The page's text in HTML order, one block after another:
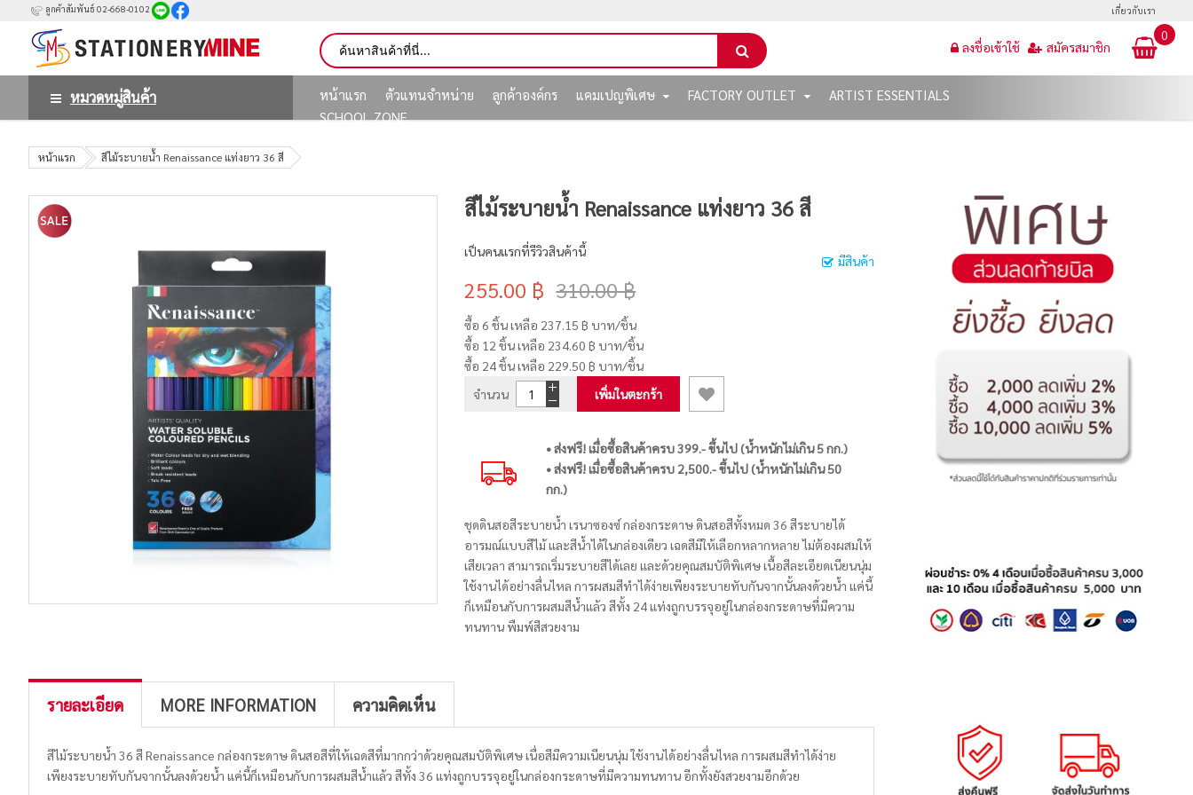
ลูกค้าสัมพันธ์ 02-668-0102 เกี่ยวกับเรา
0
ลงชื่อเข้าใช้ สมัครสมาชิก
หมวดหมู่สินค้า หน้าแรก ตัวแทนจำหน่าย ลูกค้าองค์กร แคมเปญพิเศษ FACTORY OUTLET
ARTIST ESSENTIALS
SCHOOL ZONE
หน้าแรก สีไม้ระบายน้ำ Renaissance แท่งยาว 36 สี
สีไม้ระบายน้ำ Renaissance แท่งยาว 36 สี
มีสินค้า
เป็นคนแรกที่รีวิวสินค้านี้
255.00 ฿ 310.00 ฿
ซื้อ 6 ชิ้น เหลือ 237.15 ฿ บาท/ชิ้น
ซื้อ 12 ชิ้น เหลือ 234.60 ฿ บาท/ชิ้น
ซื้อ 24 ชิ้น เหลือ 229.50 ฿ บาท/ชิ้น
จำนวน
เพิ่มในตะกร้า
• ส่งฟรี! เมื่อซื้อสินค้าครบ 399.- ขึ้นไป (น้ำหนักไม่เกิน 5 กก.)
• ส่งฟรี! เมื่อซื้อสินค้าครบ 2,500.- ขึ้นไป (น้ำหนักไม่เกิน 50
กก.)
ชุดดินสอสีระบายน้ำ เรนาซองซ์ กล่องกระดาษ ดินสอสีทั้งหมด 36 สีระบายได้
อารมณ์แบบสีไม้ และสีน้ำได้ในกล่องเดียว เฉดสีมีให้เลือกหลากหลาย ไม่ต้องผสมให้
เสียเวลา สามารถเริ่มระบายสีได้เลย และด้วยคุณสมบัติพิเศษ เนื้อสีละเอียดเนียนนุ่ม
ใช้งานได้อย่างลื่นไหล การผสมสีทำได้ง่ายเพียงระบายทับกันจากนั้นลงด้วยน้ำ แค่นี้
ก็เหมือนกับการผสมสีน้ำแล้ว สีทั้ง 24 แท่งถูกบรรจุอยู่ในกล่องกระดาษที่มีความ
ทนทาน พืมพ์สีสวยงาม
รายละเอียด MORE INFORMATION ความคิดเห็น
สีไม้ระบายน้ำ 36 สี Renaissance กล่องกระดาษ ดินสอสีที่ให้เฉดสีที่มากกว่าด้วยคุณสมบัติพิเศษ เนื่อสีมีความเนียนนุ่ม ใช้งานได้อย่างลื่นไหล การผสมสีทำได้ง่าย
เพียงระบายทับกันจากนั้นลงด้วยน้ำ แค่นี้ก็เหมือนกับการผสมสีน้ำแล้ว สีทั้ง 36 แท่งถูกบรรจุอยู่ในกล่องกระดาษที่มีความทนทาน อีกทั้งยังสวยงามอีกด้วย